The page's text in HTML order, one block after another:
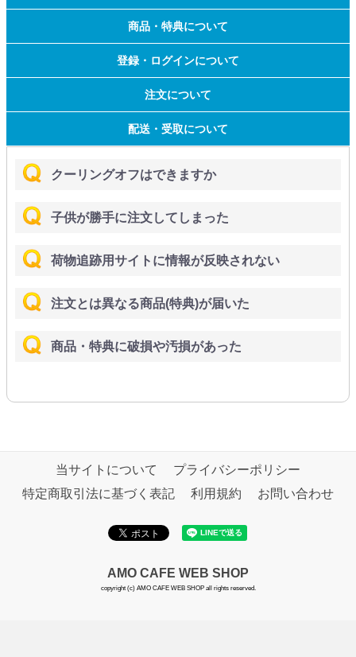
商品・特典について
登録・ログインについて
注文について
配送・受取について
クーリングオフはできますか
子供が勝手に注文してしまった
荷物追跡用サイトに情報が反映されない
注文とは異なる商品(特典)が届いた
商品・特典に破損や汚損があった
当サイトについて
プライバシーポリシー
特定商取引法に基づく表記
利用規約 お問い合わせ
AMO CAFE WEB SHOP
copyright (c) AMO CAFE WEB SHOP all rights reserved.